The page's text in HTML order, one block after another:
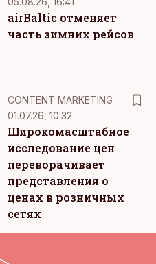
airBaltic отменяет
часть зимних рейсов
CONTENT MARKETING
01.07.26, 10:32
Широкомасштабное
исследование цен
переворачивает
представления о
ценах в розничных
сетях